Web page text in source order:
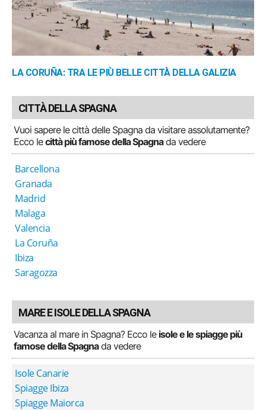
LA CORUÑA: TRA LE PIÙ BELLE CITTÀ DELLA GALIZIA
CITTÀ DELLA SPAGNA
Vuoi sapere le città delle Spagna da visitare assolutamente?
Ecco lecittà più famose della Spagnada vedere
Barcellona
Granada
Madrid
Malaga
Valencia
La Coruña
Ibiza
Saragozza
MARE E ISOLE DELLA SPAGNA
Vacanza al mare in Spagna? Ecco le isole e le spiagge più
famose della Spagnada vedere
Isole Canarie
Spiagge Ibiza
Spiagge Maiorca